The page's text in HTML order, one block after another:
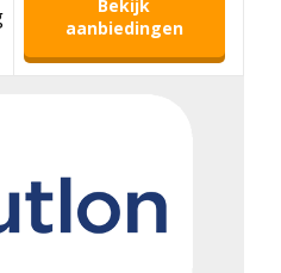
Bekijk
aanbiedingen